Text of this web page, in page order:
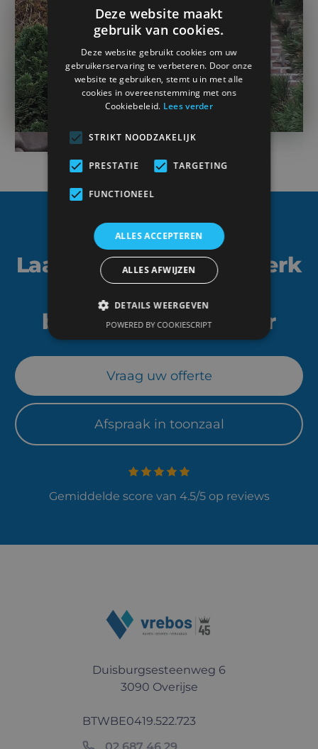
Laat je buitenschrijnwerk
plaatsen door een
betrouwbare partner
Vraag uw offerte
Afspraak in toonzaal
Gemiddelde score van 4.5/5 op reviews
Duisburgsesteenweg 6
3090 Overijse
BTWBE0419.522.723
Deze website maakt
gebruik van cookies.
Deze website gebruikt cookies om uw
gebruikerservaring te verbeteren. Door onze
website te gebruiken, stemt u in met alle
cookies in overeenstemming met ons
Cookiebeleid. Lees verder
STRIKT NOODZAKELIJK
PRESTATIE TARGETING
FUNCTIONEEL
ALLES ACCEPTEREN
ALLES AFWIJZEN
DETAILS WEERGEVEN
POWERED BY COOKIESCRIPT